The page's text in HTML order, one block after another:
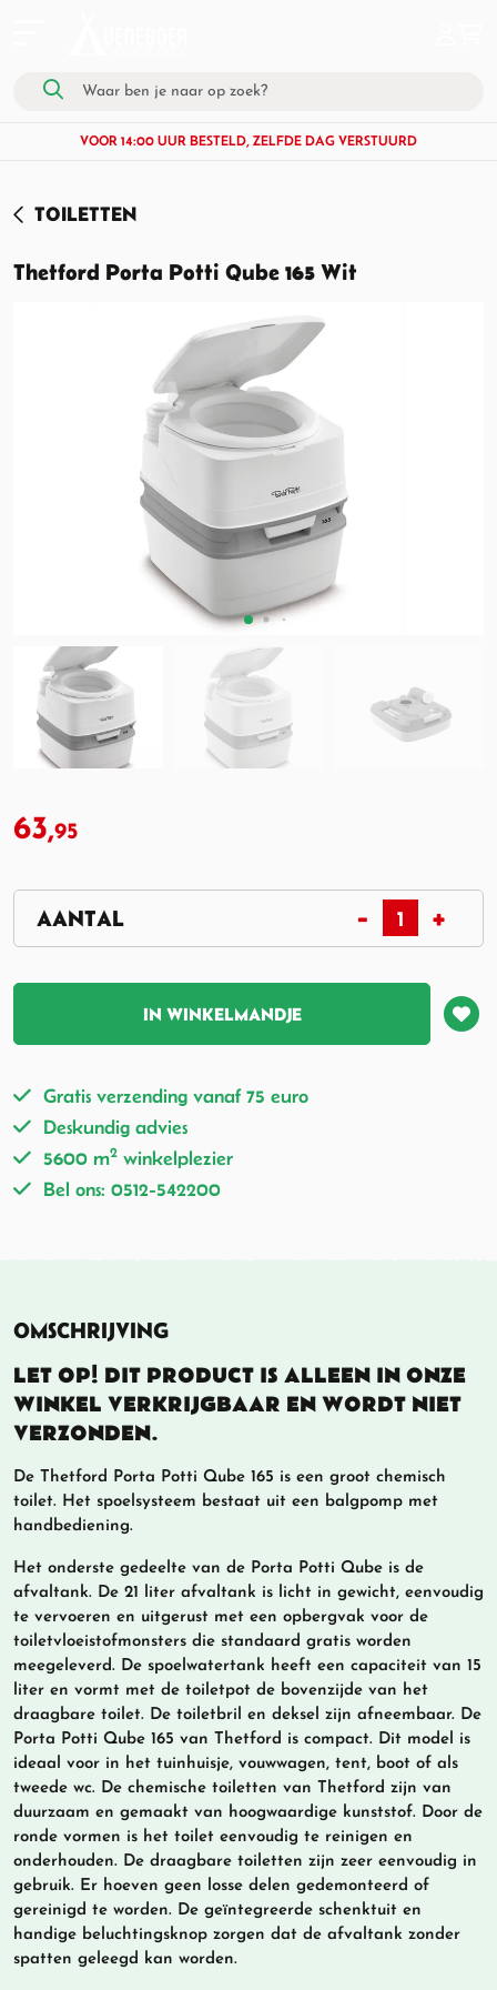
VOOR 14:00 UUR BESTELD, ZELFDE DAG VERSTUURD
TOILETTEN
Thetford Porta Potti Qube 165 Wit
63,95
IN WINKELMANDJE
Gratis verzending vanaf 75 euro
Deskundig advies
5600 m2 winkelplezier
Bel ons: 0512-542200
OMSCHRIJVING
LET OP! DIT PRODUCT IS ALLEEN IN ONZE
WINKEL VERKRIJGBAAR EN WORDT NIET
VERZONDEN.
De Thetford Porta Potti Qube 165 is een groot chemisch
toilet. Het spoelsysteem bestaat uit een balgpomp met
handbediening.
Het onderste gedeelte van de Porta Potti Qube is de
afvaltank. De 21 liter afvaltank is licht in gewicht, eenvoudig
te vervoeren en uitgerust met een opbergvak voor de
toiletvloeistofmonsters die standaard gratis worden
meegeleverd. De spoelwatertank heeft een capaciteit van 15
liter en vormt met de toiletpot de bovenzijde van het
draagbare toilet. De toiletbril en deksel zijn afneembaar. De
Porta Potti Qube 165 van Thetford is compact. Dit model is
ideaal voor in het tuinhuisje, vouwwagen, tent, boot of als
tweede wc. De chemische toiletten van Thetford zijn van
duurzaam en gemaakt van hoogwaardige kunststof. Door de
ronde vormen is het toilet eenvoudig te reinigen en
onderhouden. De draagbare toiletten zijn zeer eenvoudig in
gebruik. Er hoeven geen losse delen gedemonteerd of
gereinigd te worden. De geïntegreerde schenktuit en
handige beluchtingsknop zorgen dat de afvaltank zonder
spatten geleegd kan worden.